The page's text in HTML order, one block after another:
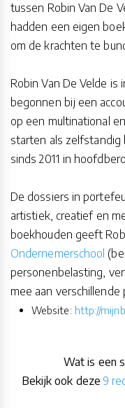
tussen Robin Van De
hadden een eigen
om de krachten te
Robin Van De Velde
begonnen bij een
op een multinational
starten als zelfstandig
sinds 2011 in
De dossiers in
artistiek, creatief en
boekhouden geeft
Ondernemerschool
personenbelasting,
mee aan verschillende
Website: http://
Wat is een
Bekijk ook deze 9